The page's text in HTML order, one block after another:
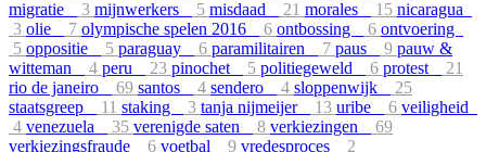
migratie
3 mijnwerkers 5 misdaad 21 morales 15 nicaragua
3 olie 7 olympische spelen 2016 6 ontbossing 6 ontvoering
5 oppositie 5 paraguay 6 paramilitairen 7 paus 9 pauw &
witteman
4 peru 23 pinochet 5 politiegeweld 6 protest
21
rio de janeiro
69 santos 4 sendero 4 sloppenwijk
25
staatsgreep
11 staking 3 tanja nijmeijer 13 uribe 6 veiligheid
4 venezuela 35 verenigde saten 8 verkiezingen
69
verkiezingsfraude
6 voetbal 9 vredesproces
2